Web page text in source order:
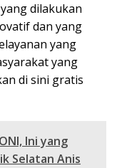
dilakukan
dan yang
yang
yang
di sini gratis
Ini yang
Selatan Anis